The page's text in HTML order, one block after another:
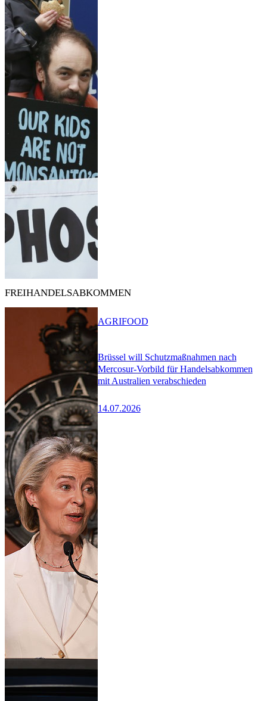
FREIHANDELSABKOMMEN
Brüssel will Schutzmaßnahmen nach
Mercosur-Vorbild für Handelsabkommen
mit Australien verabschieden
14.07.2026
AGRIFOOD